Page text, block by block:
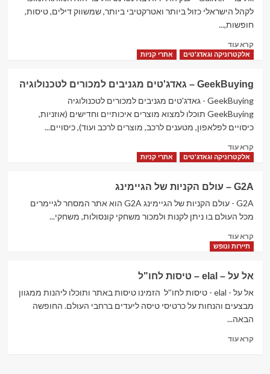
מחירי
וחופשות
לקהל הישראלי כזול ביותר ואטרקטיבי ביותר, שמשווק דילים, טיסות,
חופשות,...
קרא עודRead
more
–
גוליבר
–
ענק
באינטרנט
אלקטרוניקה וגאדג'טים אתרי קניות
GeekBuying – גאדג'טים מגניבים למכורים לטכנולוגיה
GeekBuying - גאדג'טים מגניבים למכורים לטכנולוגיה
GeekBuying תוכלו למצוא מוצרים איכותיים וחדישים (אוזניות,
כיסויים לפלאפון, מטענים לרכב, מוצרים לרכב ועוד), כיסויים...
קרא עודRead
more
–
גאדג'טים
מגניבים
לטכנולוגיה
אלקטרוניקה וגאדג'טים אתרי קניות
G2A – עולם הקניות של הגיימינג
G2A - עולם הקניות של הגיימינג G2A הוא אתר המסחר לגיימרים
מכל העולם בו ניתן לקנות ולמכור משחקי קונסולות, משחקי...
קרא עודRead
more
–
עולם
הקניות
תיירות ונופש
אל על – elal – טיסות לחו"ל
אל על - elal - טיסות לחו''ל הזמינו טיסות באתר ותוכלו ליהנות ממגוון
מבצעים והנחות על כרטיסי טיסה ליעדים ברחבי העולם. החופשה
הבאה...
קרא עודRead